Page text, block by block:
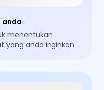
anda
menentukan
yang anda inginkan.